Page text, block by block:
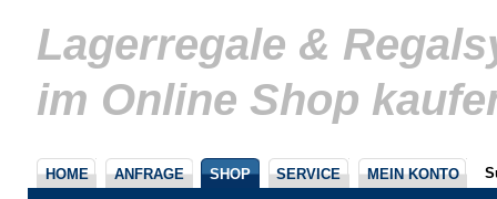
Lagerregale &
im Online Shop
HOME ANFRAGE SHOP SERVICE MEIN KONTO